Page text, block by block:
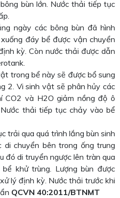
bùn lớn. Nước thải tiếp tục
ngày các bông bùn đã hình
đáy bể được vận chuyển
kỳ. Còn nước thải được dẫn
trong bể này sẽ được bổ sung
2. Vi sinh vật sẽ phân hủy các
CO2 và H2O giảm nồng độ ô
thải tiếp tục chảy vào bể
trải qua quá trình lắng bùn sinh
chuyển bên trong ống trung
đó di truyển ngược lên tràn qua
khử trùng. Lượng bùn được
lý định kỳ. Nước thải trước khi
QCVN 40:2011/BTNMT